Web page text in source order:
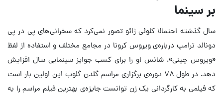
بر سینما
سال گذشته احتمالا کلوئی ژائو تصور نمی‌کرد که سخرانی‌های پی در پی
دونالد ترامپ درباره‌ی ویروس کرونا در مجامع مختلف و استفاده از لفظ
«ویروس چینی»، شانس او را برای کسب جوایز سینمایی سال افزایش
دهد. در طول ۷۸ دوره‌ی برگزاری مراسم گلدن گلوب این اولین بار است
که فیلمی به کارگردانی یک زن توانست جایزه‌ی بهترین فیلم مراسم را به